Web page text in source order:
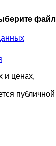
файл
и ценах,
публичной